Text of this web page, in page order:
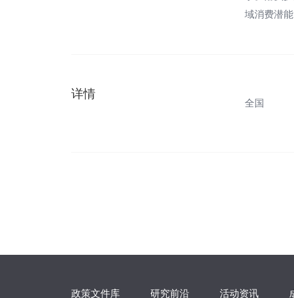
域消费潜
详情
全国
政策文件库 研究前沿 活动资讯